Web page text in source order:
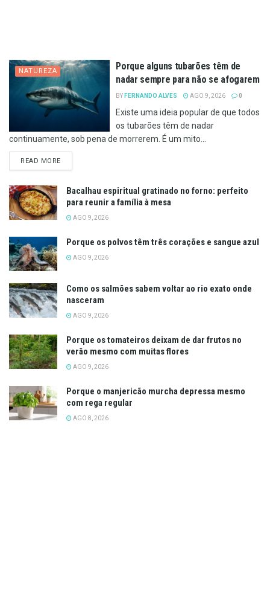
NATUREZA
Porque alguns tubarões têm de
nadar sempre para não se afogarem
BY FERNANDO ALVES AGO 9, 2026 0
Existe uma ideia popular de que todos
os tubarões têm de nadar
continuamente, sob pena de morrerem. É um mito...
READ MOREDETAILS
Bacalhau espiritual gratinado no forno: perfeito
para reunir a família à mesa
AGO 9, 2026
Porque os polvos têm três corações e sangue azul
AGO 9, 2026
Como os salmões sabem voltar ao rio exato onde
nasceram
AGO 9, 2026
Porque os tomateiros deixam de dar frutos no
verão mesmo com muitas flores
AGO 9, 2026
Porque o manjericão murcha depressa mesmo
com rega regular
AGO 8, 2026